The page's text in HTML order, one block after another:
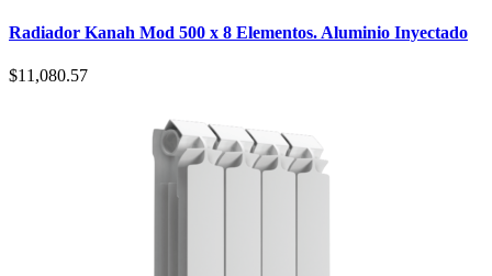
Radiador Kanah Mod 500 x 8 Elementos. Aluminio Inyectado
$11,080.57